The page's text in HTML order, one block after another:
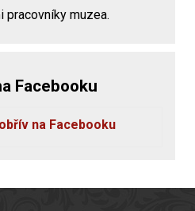
pracovníky muzea.
Facebooku
na Facebooku